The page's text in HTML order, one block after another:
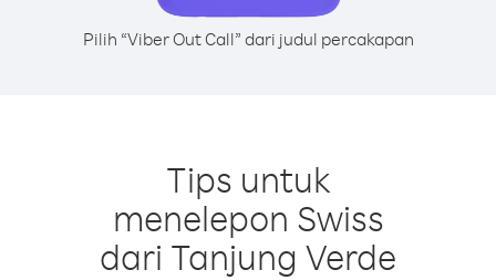
Pilih “Viber Out Call” dari judul percakapan
Tips untuk
menelepon Swiss
dari Tanjung Verde